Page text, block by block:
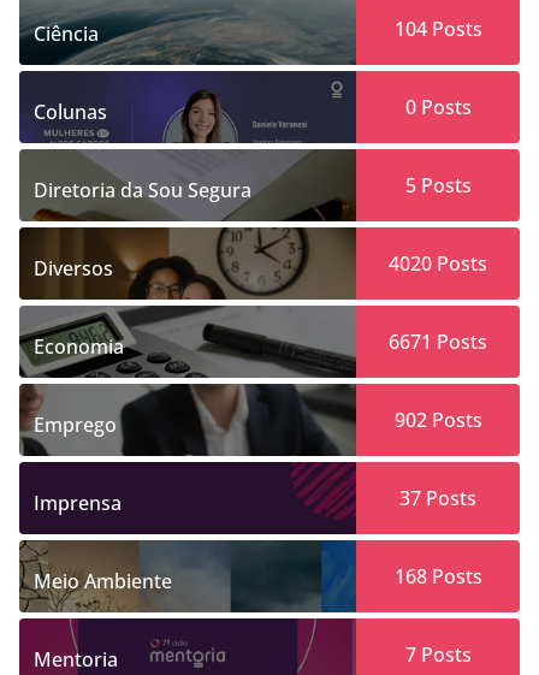
Ciência 104Posts
Colunas 0Posts
Diretoria da Sou Segura 5Posts
Diversos 4020 Posts
Economia 6671 Posts
Emprego 902Posts
Imprensa 37 Posts
Meio Ambiente 168Posts
Mentoria 7Posts